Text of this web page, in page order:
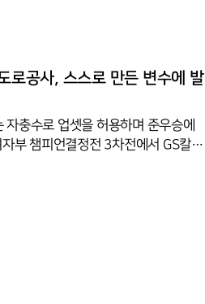
을 펼치다 중반이후 강연타가 득점으
로공사, 스스로 만든 변수에 발
충수로 업셋을 허용하며 준우승에
부 챔피언결정전 3차전에서 GS칼텍
.도로공사는 챔피언결정전 1차전을
시간이 부족했다.도로공사는 모마·